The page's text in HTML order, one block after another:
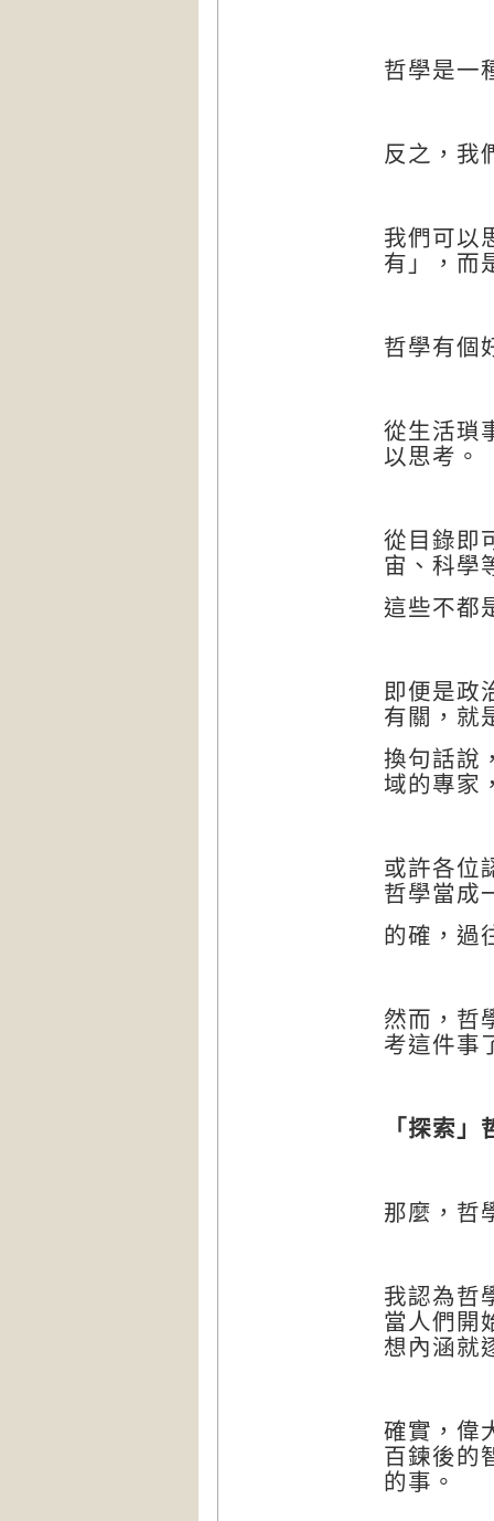
哲學是一
反之，我
我們可以
有」，而
哲學有個
從生活瑣
以思考。
從目錄即
宙、科學
這些不都
即便是政
有關，就
換句話說
域的專家
或許各位
哲學當成
的確，過
然而，哲
考這件事
「探索」
那麼，哲
我認為哲
當人們開
想內涵就
確實，偉
百鍊後的
的事。